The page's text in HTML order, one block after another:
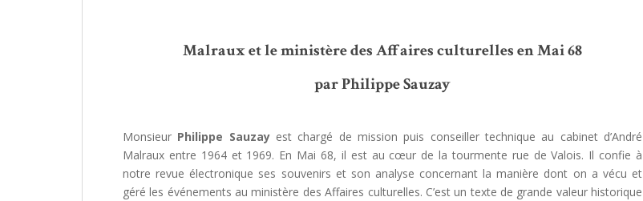
Malraux et le ministère des Affaires culturelles en Mai 68
par Philippe Sauzay
Monsieur Philippe Sauzayest chargé de mission puis conseiller technique au cabinet d’André
Malraux entre 1964 et 1969. En Mai 68, il est au cœur de la tourmente rue de Valois. Il confie à
notre revue électronique ses souvenirs et son analyse concernant la manière dont on a vécu et
géré les événements au ministère des Affaires culturelles. C’est un texte de grande valeur historique